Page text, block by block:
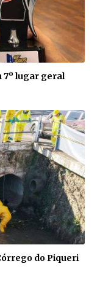
7º lugar geral
do Piqueri